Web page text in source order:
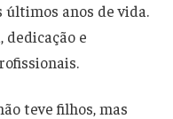
anos de vida.
dedicação e
teve filhos, mas